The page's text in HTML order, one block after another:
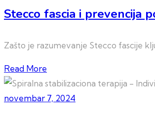
Stecco fascia i prevencija
Zašto je razumevanje Stecco fascije
Read More
novembar 7, 2024